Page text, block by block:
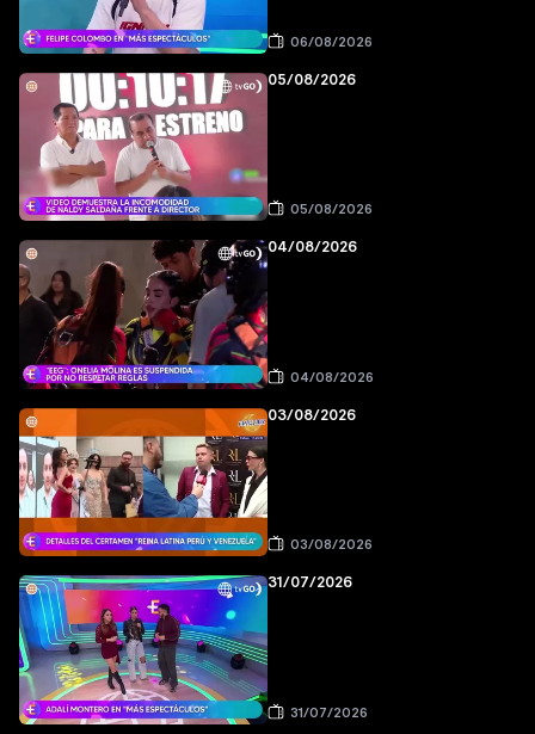
06/08/2026
05/08/2026
05/08/2026
04/08/2026
04/08/2026
03/08/2026
03/08/2026
31/07/2026
31/07/2026